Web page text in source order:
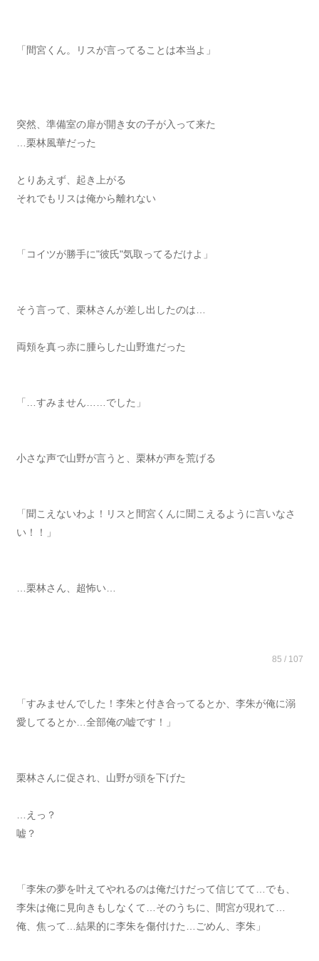
「間宮くん。リスが言ってることは本当よ」
突然、準備室の扉が開き女の子が入って来た
…栗林風華だった
とりあえず、起き上がる
それでもリスは俺から離れない
「コイツが勝手に"彼氏"気取ってるだけよ」
そう言って、栗林さんが差し出したのは…
両頬を真っ赤に腫らした山野進だった
「…すみません……でした」
小さな声で山野が言うと、栗林が声を荒げる
「聞こえないわよ！リスと間宮くんに聞こえるように言いなさ
い！！」
…栗林さん、超怖い…
85 / 107
「すみませんでした！李朱と付き合ってるとか、李朱が俺に溺
愛してるとか…全部俺の嘘です！」
栗林さんに促され、山野が頭を下げた
…えっ？
嘘？
「李朱の夢を叶えてやれるのは俺だけだって信じてて…でも、
李朱は俺に見向きもしなくて…そのうちに、間宮が現れて…
俺、焦って…結果的に李朱を傷付けた…ごめん、李朱」